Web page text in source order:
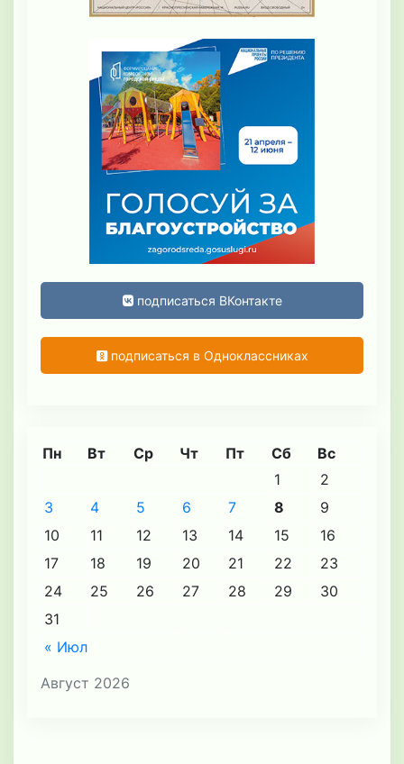
подписаться ВКонтакте
подписаться в Одноклассниках
Август 2026
Пн Вт Ср Чт Пт Сб Вс
« Июл
1
2
3
4 5 6 7 8
9
10
11 12 13 14 15
16
17
18 19 20 21 22
23
24
25 26 27 28 29
30
31